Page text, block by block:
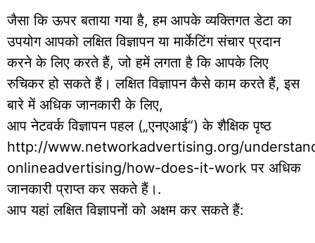
जैसा कि ऊपर बताया गया है, हम आपके व्यक्तिगत डेटा का
उपयोग आपको लक्षित विज्ञापन या मार्केटिंग संचार प्रदान
करने के लिए करते हैं, जो हमें लगता है कि आपके लिए
रुचिकर हो सकते हैं। लक्षित विज्ञापन कैसे काम करते हैं, इस
बारे में अधिक जानकारी के लिए,
आप नेटवर्क विज्ञापन पहल („एनएआई“) के शैक्षिक पृष्ठ
http://www.networkadvertising.org/
onlineadvertising/how-does-it-work पर अधिक
जानकारी प्राप्त कर सकते हैं।.
आप यहां लक्षित विज्ञापनों को अक्षम कर सकते हैं: